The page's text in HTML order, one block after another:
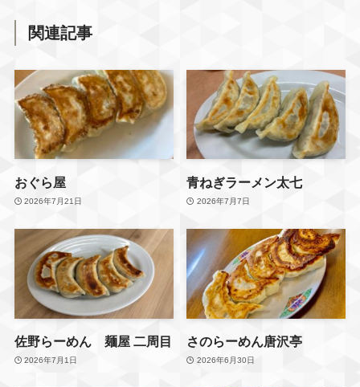
後日まとめます📌
チェックしてね✅
ーーーーーーーーーー
@sano_mama2525 では
・佐野市周辺の子連れおで
かけ
情報
・公園やグルメ
をママ目線で紹介していま
す🌷
📍〒327-0831
栃木県佐野市浅沼町７５７
関連記事
おぐら屋
2026年7月21日
青ねぎラーメン太七
2026年7月7日
佐野らーめん 麺屋 二周目
2026年7月1日
さのらーめん唐沢亭
2026年6月30日